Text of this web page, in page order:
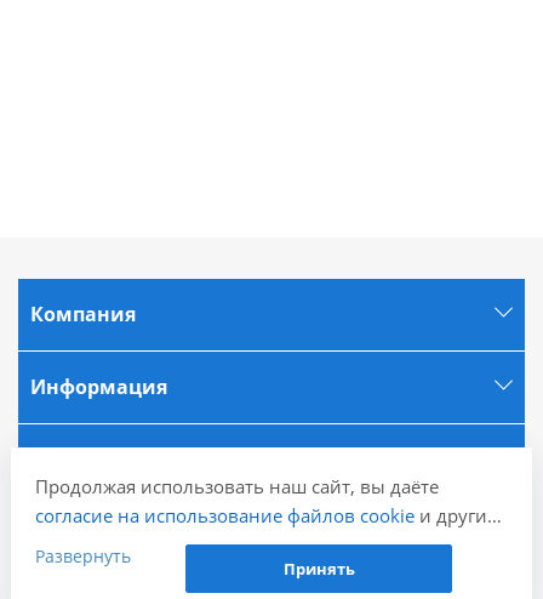
Компания
Информация
Наши контакты
+7 (843) 580-20-18
Продолжая использовать наш сайт, вы даёте
согласие на использование файлов cookieи других
пользовательских данных (включая IP-адрес,
сведения о местоположении, устройстве, действиях
Развернуть
Принять